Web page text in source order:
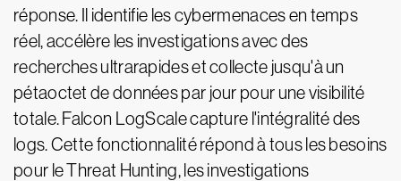
réponse. Il identifie les cybermenaces en temps
réel, accélère les investigations avec des
recherches ultrarapides et collecte jusqu'à un
pétaoctet de données par jour pour une visibilité
totale. Falcon LogScale capture l'intégralité des
logs. Cette fonctionnalité répond à tous les besoins
pour le Threat Hunting, les investigations